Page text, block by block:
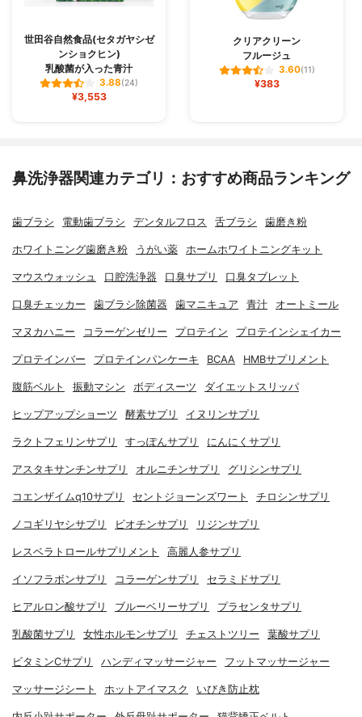
世田谷自然食品(セタガヤシゼ
ンショクヒン)
乳酸菌が入った青汁
3.88(24)
¥3,553
クリアクリーン
フルージュ
3.60(11)
¥383
鼻洗浄器関連カテゴリ：おすすめ商品ランキング
歯ブラシ 電動歯ブラシ デンタルフロス 舌ブラシ 歯磨き粉
ホワイトニング歯磨き粉 うがい薬 ホームホワイトニングキット
マウスウォッシュ 口腔洗浄器 口臭サプリ 口臭タブレット
口臭チェッカー 歯ブラシ除菌器 歯マニキュア 青汁 オートミール
マヌカハニー コラーゲンゼリー プロテイン プロテインシェイカー
プロテインバー プロテインパンケーキ BCAA HMBサプリメント
腹筋ベルト 振動マシン ボディスーツ ダイエットスリッパ
ヒップアップショーツ 酵素サプリ イヌリンサプリ
ラクトフェリンサプリ すっぽんサプリ にんにくサプリ
アスタキサンチンサプリ オルニチンサプリ グリシンサプリ
コエンザイムq10サプリ セントジョーンズワート チロシンサプリ
ノコギリヤシサプリ ビオチンサプリ リジンサプリ
レスベラトロールサプリメント 高麗人参サプリ
イソフラボンサプリ コラーゲンサプリ セラミドサプリ
ヒアルロン酸サプリ ブルーベリーサプリ プラセンタサプリ
乳酸菌サプリ 女性ホルモンサプリ チェストツリー 葉酸サプリ
ビタミンCサプリ ハンディマッサージャー フットマッサージャー
マッサージシート ホットアイマスク いびき防止枕